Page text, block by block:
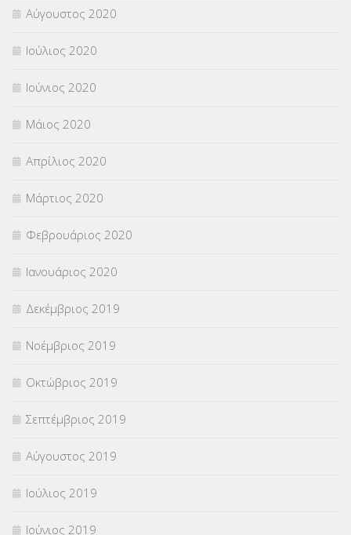
Αύγουστος 2020
Ιούλιος 2020
Ιούνιος 2020
Μάιος 2020
Απρίλιος 2020
Μάρτιος 2020
Φεβρουάριος 2020
Ιανουάριος 2020
Δεκέμβριος 2019
Νοέμβριος 2019
Οκτώβριος 2019
Σεπτέμβριος 2019
Αύγουστος 2019
Ιούλιος 2019
Ιούνιος 2019